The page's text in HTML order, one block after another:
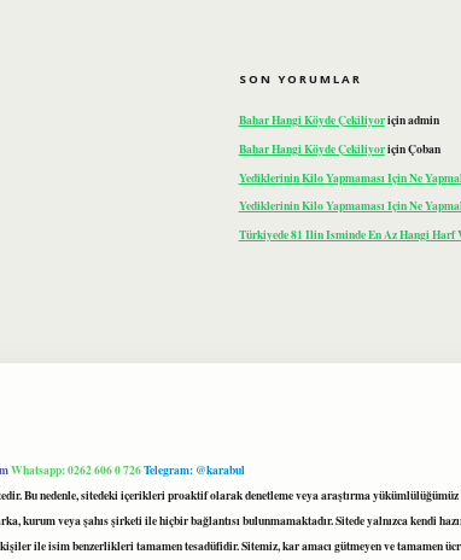
SON YORUMLAR
Bahar Hangi Köyde Çekiliyoriçinadmin
Bahar Hangi Köyde ÇekiliyoriçinÇoban
Yediklerinin Kilo Yapmaması Için Ne
Yediklerinin Kilo Yapmaması Için Ne
Türkiyede 81 Ilin Isminde En Az Hangi Harf
Whatsapp: 0262 606 0 726Telegram: @karabul
Bu nedenle, sitedeki içerikleri proaktif olarak denetleme veya araştırma
veya şahıs şirketi ile hiçbir bağlantısı bulunmamaktadır. Sitede yalnızca kendi
ile isim benzerlikleri tamamen tesadüfidir. Sitemiz, kar amacı gütmeyen ve tamamen